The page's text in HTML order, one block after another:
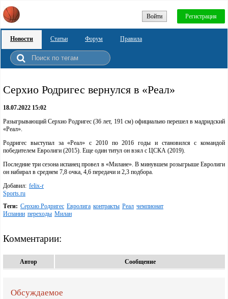
Войти Регистрация
Новости Статьи Форум Правила
Серхио Родригес вернулся в «Реал»
18.07.2022 15:02
Разыгрывающий Серхио Родригес (36 лет, 191 см) официально перешел в мадридский
«Реал».
Родригес выступал за «Реал» с 2010 по 2016 годы и становился с командой
победителем Евролиги (2015). Еще один титул он взял с ЦСКА (2019).
Последние три сезона испанец провел в «Милане». В минувшем розыгрыше Евролиги
он набирал в среднем 7,8 очка, 4,6 передачи и 2,3 подбора.
Добавил: felix-r
Sports.ru
Теги: Серхио Родригес Евролига контракты Реал чемпионат
Испании переходы Милан
Комментарии:
Автор Сообщение
Обсуждаемое